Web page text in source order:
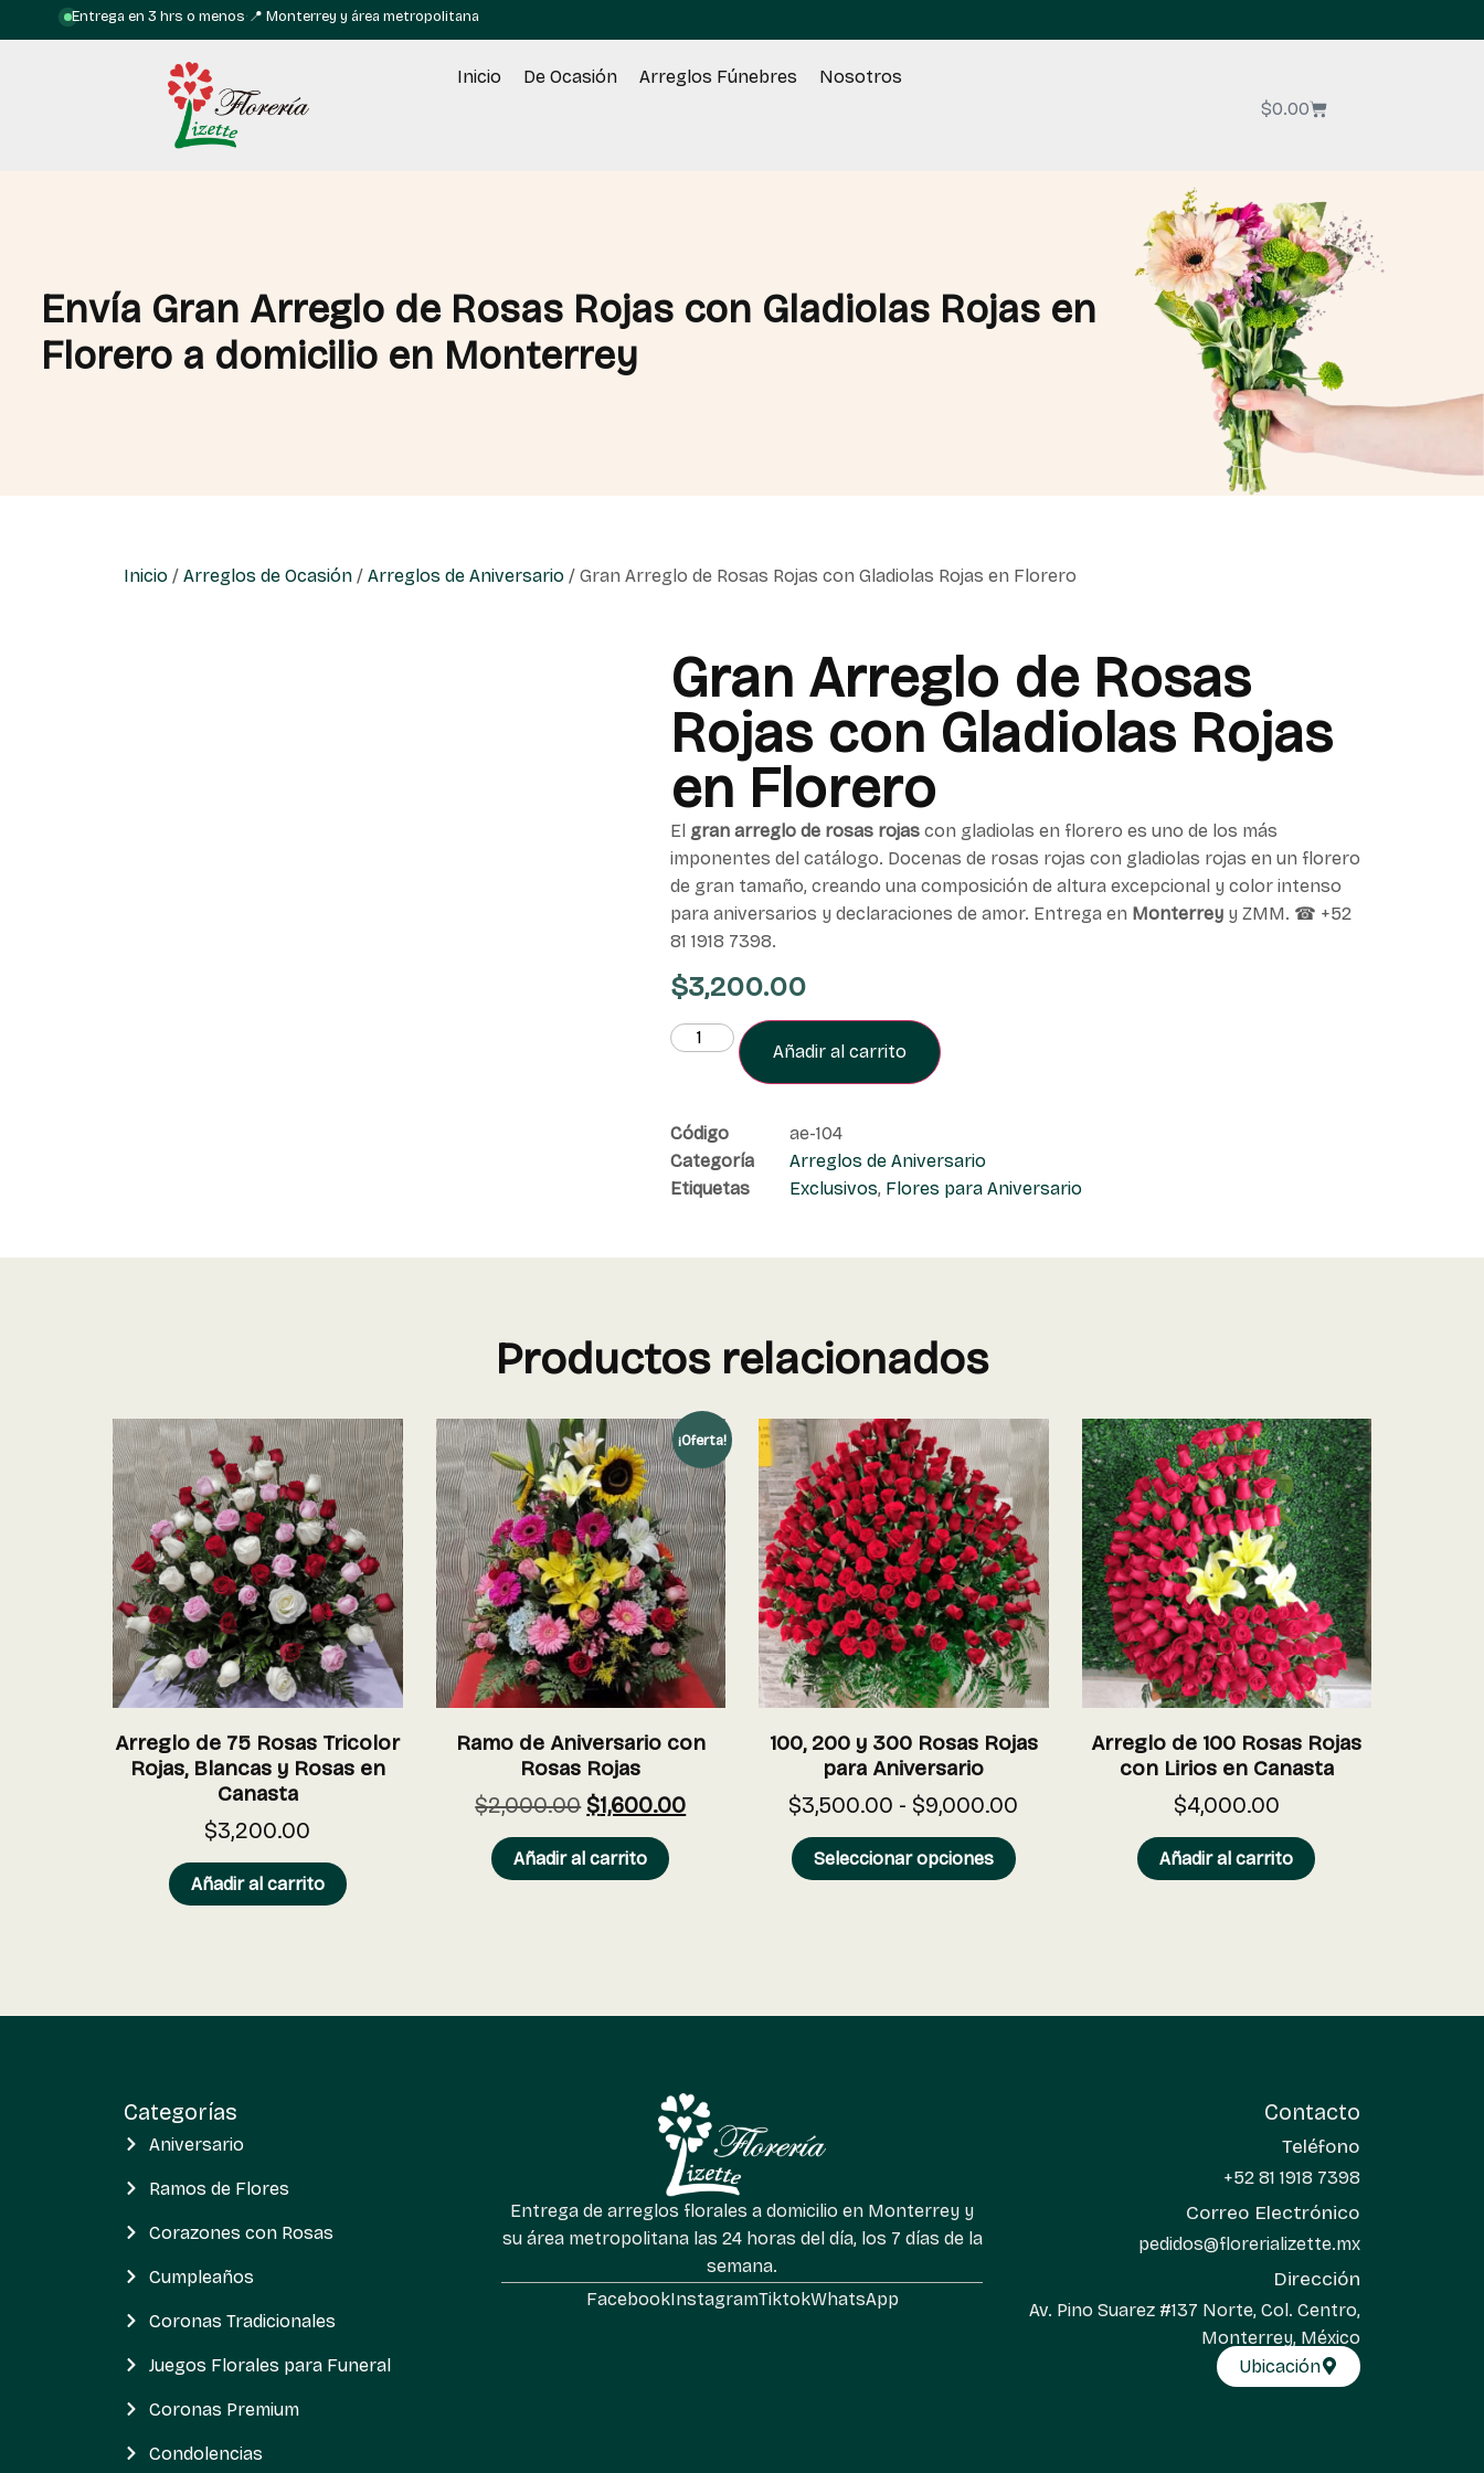
Entrega en 3 hrs o menos·📍 Monterrey y área metropolitana
Inicio De Ocasión Arreglos Fúnebres
Nosotros
$0.00
Envía Gran Arreglo de Rosas Rojas con Gladiolas Rojas en
Florero a domicilio en Monterrey
Inicio / Arreglos de Ocasión / Arreglos de Aniversario / Gran Arreglo de Rosas Rojas con Gladiolas Rojas en Florero
Gran Arreglo de Rosas
Rojas con Gladiolas Rojas
en Florero
El gran arreglo de rosas rojas con gladiolas en florero es uno de los más
imponentes del catálogo. Docenas de rosas rojas con gladiolas rojas en un florero
de gran tamaño, creando una composición de altura excepcional y color intenso
para aniversarios y declaraciones de amor. Entrega en Monterrey y ZMM. ☎ +52
81 1918 7398.
$3,200.00
Añadir al carrito
Código
ae-104
Categoría
Arreglos de Aniversario
Etiquetas
Exclusivos, Flores para Aniversario
Productos relacionados
Arreglo de 75 Rosas Tricolor
Rojas, Blancas y Rosas en
Canasta
$3,200.00
Añadir al carrito
¡Oferta!
Ramo de Aniversario con
Rosas Rojas
$2,000.00 $1,600.00
Añadir al carrito
100, 200 y 300 Rosas Rojas
para Aniversario
$3,500.00 - $9,000.00
Seleccionar opciones
Arreglo de 100 Rosas Rojas
con Lirios en Canasta
$4,000.00
Añadir al carrito
Categorías
Aniversario
Ramos de Flores
Corazones con Rosas
Cumpleaños
Coronas Tradicionales
Juegos Florales para Funeral
Coronas Premium
Condolencias
Entrega de arreglos florales a domicilio en Monterrey y
su área metropolitana las 24 horas del día, los 7 días de la
semana.
FacebookInstagramTiktokWhatsApp
Contacto
Teléfono
+52 81 1918 7398
Correo Electrónico
pedidos@florerializette.mx
Dirección
Av. Pino Suarez #137 Norte, Col. Centro,
Monterrey, México
Ubicación